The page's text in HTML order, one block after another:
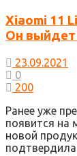
Xiaomi 11
Он выйдет
23.09.2021
0
200
Ранее уже
появится на
новой